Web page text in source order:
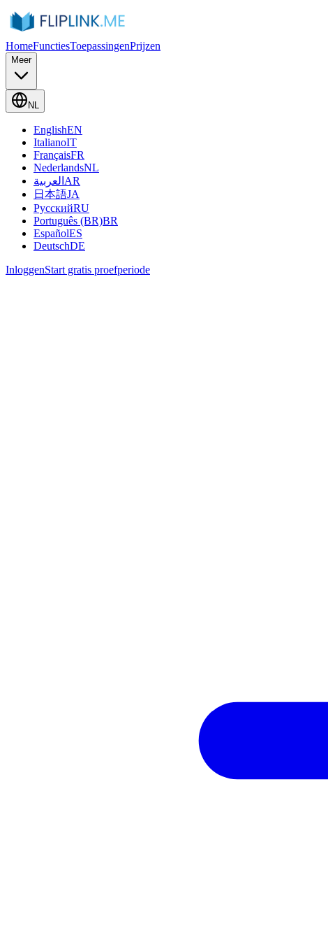
HomeFunctiesToepassingenPrijzen
Meer
NL
EnglishEN
ItalianoIT
FrançaisFR
NederlandsNL
العربية AR
日本語JA
РусскийRU
Português (BR)BR
EspañolES
DeutschDE
InloggenStart gratis proefperiode